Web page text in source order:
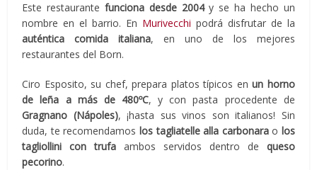
Este restaurante funciona desde 2004y se ha hecho un
nombre en el barrio. En Murivecchi podrá disfrutar de la
auténtica comida italiana, en uno de los mejores
restaurantes del Born.
Ciro Esposito, su chef, prepara platos típicos enun horno
de leña a más de 480ºC, y con pasta procedente de
Gragnano (Nápoles), ¡hasta sus vinos son italianos! Sin
duda, te recomendamos los tagliatelle alla carbonarao los
tagliollini con trufa ambos servidos dentro de queso
pecorino.